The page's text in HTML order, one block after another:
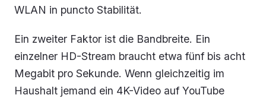
WLAN in puncto Stabilität.
Ein zweiter Faktor ist die Bandbreite. Ein
einzelner HD-Stream braucht etwa fünf bis acht
Megabit pro Sekunde. Wenn gleichzeitig im
Haushalt jemand ein 4K-Video auf YouTube